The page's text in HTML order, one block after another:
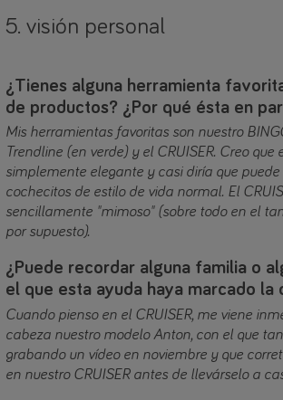
5. visión personal
¿Tienes alguna herramienta
de productos? ¿Por qué ésta en
Mis herramientas favoritas son nuestro
Trendline (en verde) y el CRUISER. Creo que
simplemente elegante y casi diría que
cochecitos de estilo de vida normal. El
sencillamente "mimoso" (sobre todo en el
por supuesto).
¿Puede recordar alguna familia o
el que esta ayuda haya marcado la
Cuando pienso en el CRUISER, me viene
cabeza nuestro modelo Anton, con el que
grabando un vídeo en noviembre y que
en nuestro CRUISER antes de llevárselo a